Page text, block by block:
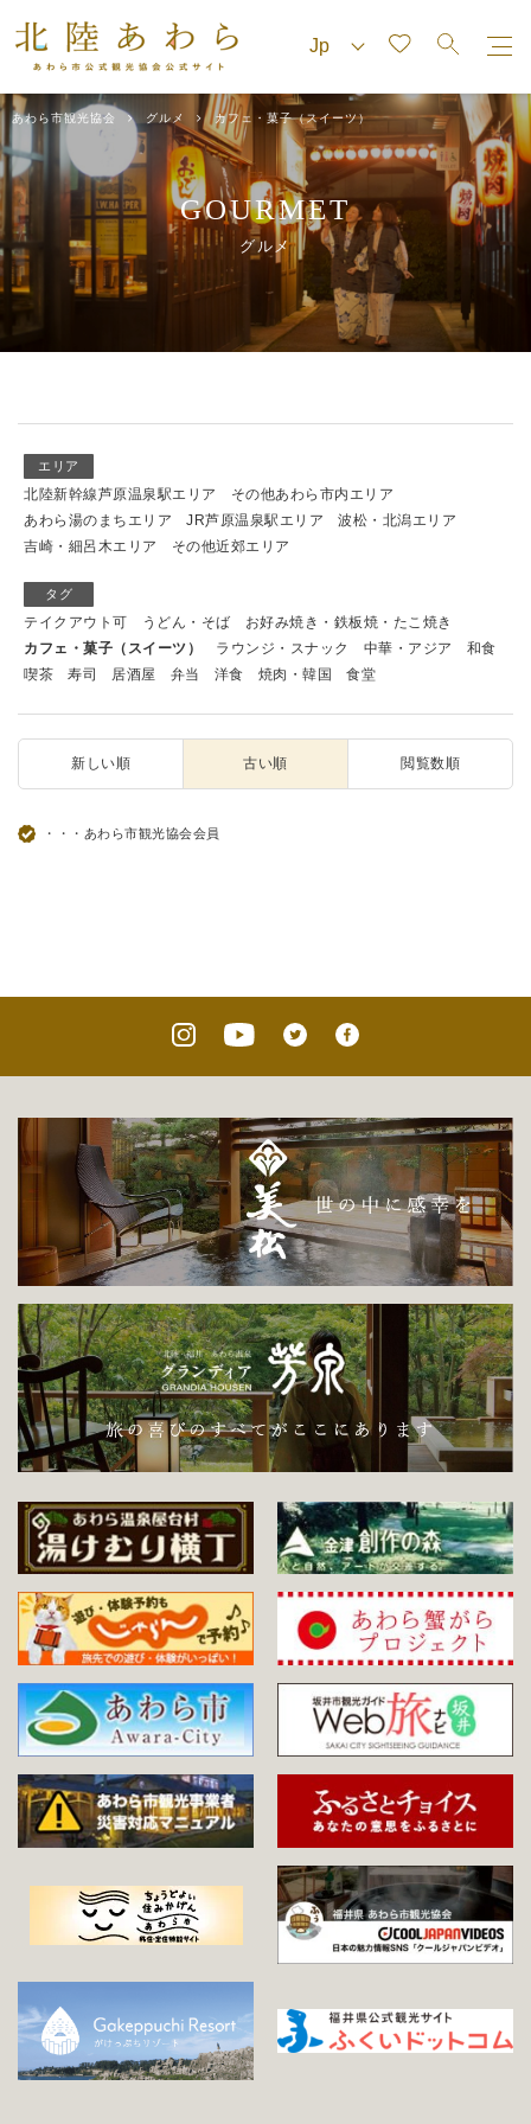
あわら市観光協会 グルメ カフェ・菓子（スイーツ）
GOURMET
グルメ
エリア
北陸新幹線芦原温泉駅エリア
その他あわら市内エリア
あわら湯のまちエリア
JR芦原温泉駅エリア
波松・北潟エリア
吉崎・細呂木エリア
その他近郊エリア
タグ
テイクアウト可 うどん・そば
お好み焼き・鉄板焼・たこ焼き
カフェ・菓子（スイーツ）
ラウンジ・スナック 中華・アジア
和食
喫茶
寿司 居酒屋 弁当 洋食 焼肉・韓国 食堂
新しい順 古い順 閲覧数順
・・・あわら市観光協会会員